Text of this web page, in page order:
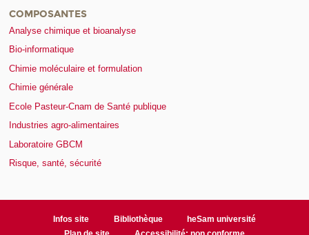
COMPOSANTES
Analyse chimique et bioanalyse
Bio-informatique
Chimie moléculaire et formulation
Chimie générale
Ecole Pasteur-Cnam de Santé publique
Industries agro-alimentaires
Laboratoire GBCM
Risque, santé, sécurité
Infos site Bibliothèque
heSam université